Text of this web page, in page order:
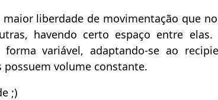
liberdade de movimentação que
havendo certo espaço entre elas.
variável, adaptando-se ao
volume constante.
;)